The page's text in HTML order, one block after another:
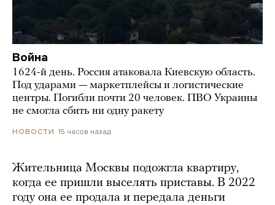
Война
1624-й день. Россия атаковала Киевскую область.
Под ударами — маркетплейсы и логистические
центры. Погибли почти 20 человек. ПВО Украины
не смогла сбить ни одну ракету
НОВОСТИ 15 часов назад
Жительница Москвы подожгла квартиру,
когда ее пришли выселять приставы. В 2022
году она ее продала и передала деньги